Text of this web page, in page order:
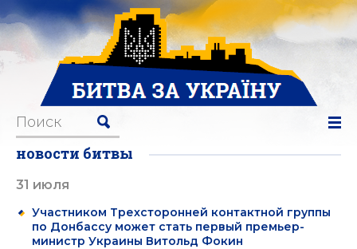
новости битвы
31 июля
Участником Трехсторонней контактной группы
по Донбассу может стать первый премьер-
министр Украины Витольд Фокин